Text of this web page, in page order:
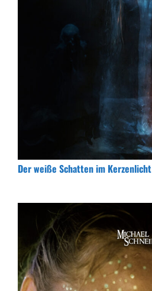
Der weiße Schatten im Kerzenlicht